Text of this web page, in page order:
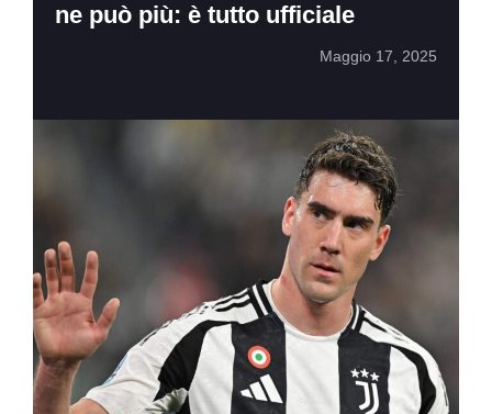
ne può più: è tutto ufficiale
Maggio 17, 2025